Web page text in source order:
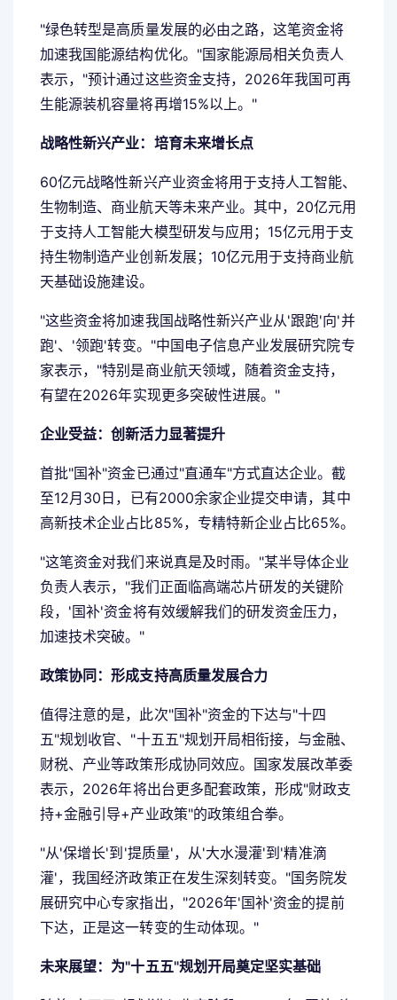
"绿色转型是高质量发展的必由之路，这笔资金将
加速我国能源结构优化。"国家能源局相关负责人
表示，"预计通过这些资金支持，2026年我国可再
生能源装机容量将再增15%以上。"
战略性新兴产业：培育未来增长点
60亿元战略性新兴产业资金将用于支持人工智能、
生物制造、商业航天等未来产业。其中，20亿元用
于支持人工智能大模型研发与应用；15亿元用于支
持生物制造产业创新发展；10亿元用于支持商业航
天基础设施建设。
"这些资金将加速我国战略性新兴产业从'跟跑'向'并
跑'、'领跑'转变。"中国电子信息产业发展研究院专
家表示，"特别是商业航天领域，随着资金支持，
有望在2026年实现更多突破性进展。"
企业受益：创新活力显著提升
首批"国补"资金已通过"直通车"方式直达企业。截
至12月30日，已有2000余家企业提交申请，其中
高新技术企业占比85%，专精特新企业占比65%。
"这笔资金对我们来说真是及时雨。"某半导体企业
负责人表示，"我们正面临高端芯片研发的关键阶
段，'国补'资金将有效缓解我们的研发资金压力，
加速技术突破。"
政策协同：形成支持高质量发展合力
值得注意的是，此次"国补"资金的下达与"十四
五"规划收官、"十五五"规划开局相衔接，与金融、
财税、产业等政策形成协同效应。国家发展改革委
表示，2026年将出台更多配套政策，形成"财政支
持+金融引导+产业政策"的政策组合拳。
"从'保增长'到'提质量'，从'大水漫灌'到'精准滴
灌'，我国经济政策正在发生深刻转变。"国务院发
展研究中心专家指出，"2026年'国补'资金的提前
下达，正是这一转变的生动体现。"
未来展望：为"十五五"规划开局奠定坚实基础